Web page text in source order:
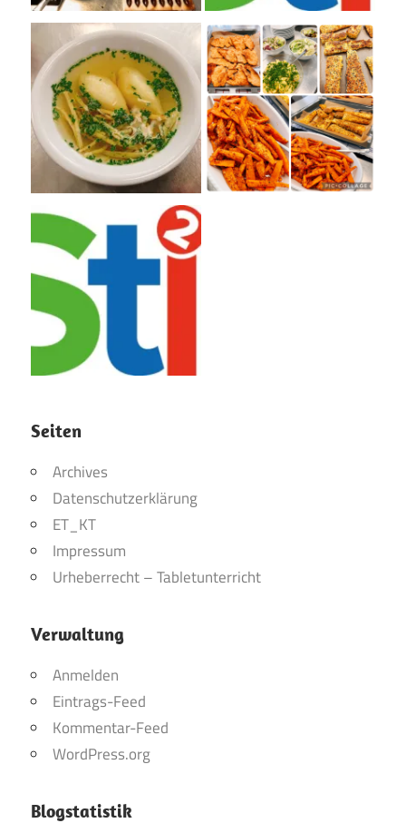
Seiten
Archives
Datenschutzerklärung
ET_KT
Impressum
Urheberrecht – Tabletunterricht
Verwaltung
Anmelden
Eintrags-Feed
Kommentar-Feed
WordPress.org
Blogstatistik